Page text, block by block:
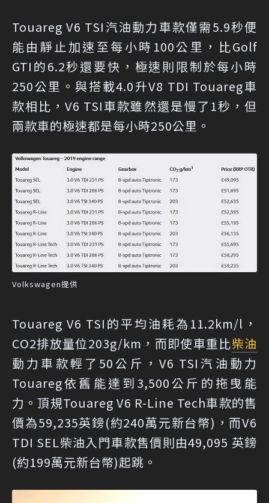
Touareg V6 TSI汽油動力車款僅需5.9秒便
能由靜止加速至每小時100公里，比Golf
GTI的6.2秒還要快，極速則限制於每小時
250公里。與搭載4.0升V8 TDI Touareg車
款相比，V6 TSI車款雖然還是慢了1秒，但
兩款車的極速都是每小時250公里。
Volkswagen提供
Touareg V6 TSI的平均油耗為11.2km/l，
CO2排放量位203g/km，而即使車重比柴油
動力車款輕了50公斤，V6 TSI汽油動力
Touareg依舊能達到3,500公斤的拖曳能
力。頂規Touareg V6 R-Line Tech車款的售
價為59,235英鎊(約240萬元新台幣)，而V6
TDI SEL柴油入門車款售價則由49,095 英鎊
(約199萬元新台幣)起跳。